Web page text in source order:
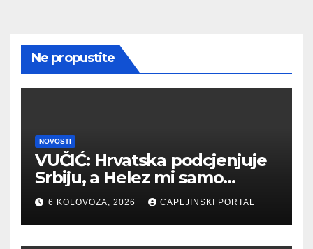
Ne propustite
NOVOSTI
VUČIĆ: Hrvatska podcjenjuje
Srbiju, a Helez mi samo
povećava popularnost
6 KOLOVOZA, 2026 CAPLJINSKI PORTAL